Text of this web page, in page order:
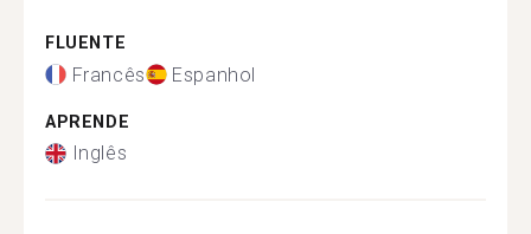
FLUENTE
Francês Espanhol
APRENDE
Inglês